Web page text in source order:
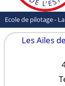
Ecole de pilotage -
Les Ailes